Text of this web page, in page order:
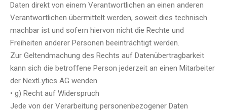
Daten direkt von einem Verantwortlichen an einen anderen
Verantwortlichen übermittelt werden, soweit dies technisch
machbar ist und sofern hiervon nicht die Rechte und
Freiheiten anderer Personen beeinträchtigt werden.
Zur Geltendmachung des Rechts auf Datenübertragbarkeit
kann sich die betroffene Person jederzeit an einen Mitarbeiter
der NextLytics AG wenden.
• g) Recht auf Widerspruch
Jede von der Verarbeitung personenbezogener Daten